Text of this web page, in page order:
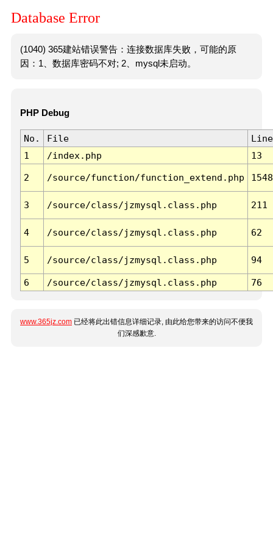
Database Error
(1040) 365建站错误警告：连接数据库失败，可能的原
因：1、数据库密码不对; 2、mysql未启动。
PHP Debug
No. File
Line
1
/index.php 13
2 /source/function/function_extend.php 1548
3 /source/class/jzmysql.class.php 211
4 /source/class/jzmysql.class.php 62
5 /source/class/jzmysql.class.php 94
6 /source/class/jzmysql.class.php 76
www.365jz.com 已经将此出错信息详细记录, 由此给您带来的访问不便我
们深感歉意.